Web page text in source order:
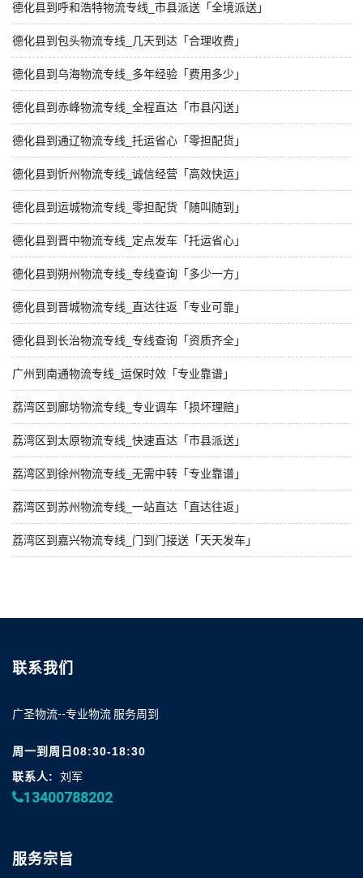
德化县到呼和浩特物流专线_市县派送「全境派送」
德化县到包头物流专线_几天到达「合理收费」
德化县到乌海物流专线_多年经验「费用多少」
德化县到赤峰物流专线_全程直达「市县闪送」
德化县到通辽物流专线_托运省心「零担配货」
德化县到忻州物流专线_诚信经营「高效快运」
德化县到运城物流专线_零担配货「随叫随到」
德化县到晋中物流专线_定点发车「托运省心」
德化县到朔州物流专线_专线查询「多少一方」
德化县到晋城物流专线_直达往返「专业可靠」
德化县到长治物流专线_专线查询「资质齐全」
广州到南通物流专线_运保时效「专业靠谱」
荔湾区到廊坊物流专线_专业调车「损坏理赔」
荔湾区到太原物流专线_快速直达「市县派送」
荔湾区到徐州物流专线_无需中转「专业靠谱」
荔湾区到苏州物流专线_一站直达「直达往返」
荔湾区到嘉兴物流专线_门到门接送「天天发车」
联系我们
广圣物流--专业物流 服务周到
周一到周日08:30-18:30
联系人:
刘军
13400788202
服务宗旨